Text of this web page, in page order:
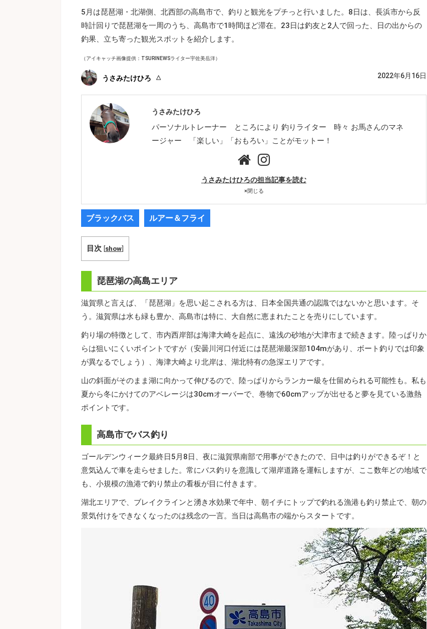
5月は琵琶湖・北湖側、北西部の高島市で、釣りと観光をプチっと行いました。8日は、長浜市から反
時計回りで琵琶湖を一周のうち、高島市で1時間ほど滞在。23日は釣友と2人で回った、日の出からの
釣果、立ち寄った観光スポットを紹介します。
（アイキャッチ画像提供：TSURINEWSライター宇佐美岳洋）
うさみたけひろ 2022年6月16日
うさみたけひろ
パーソナルトレーナー ところにより 釣りライター 時々 お馬さんのマネ
ージャー 「楽しい」「おもろい」ことがモットー！
うさみたけひろの担当記事を読む
×閉じる
ブラックバス ルアー＆フライ
目次 [show]
琵琶湖の高島エリア
滋賀県と言えば、「琵琶湖」を思い起こされる方は、日本全国共通の認識ではないかと思います。そ
う。滋賀県は水も緑も豊か、高島市は特に、大自然に恵まれたことを売りにしています。
釣り場の特徴として、市内西岸部は海津大崎を起点に、遠浅の砂地が大津市まで続きます。陸っぱりか
らは狙いにくいポイントですが（安曇川河口付近には琵琶湖最深部104mがあり、ボート釣りでは印象
が異なるでしょう）、海津大崎より北岸は、湖北特有の急深エリアです。
山の斜面がそのまま湖に向かって伸びるので、陸っぱりからランカー級を仕留められる可能性も。私も
夏から冬にかけてのアベレージは30cmオーバーで、巻物で60cmアップが出せると夢を見ている激熱
ポイントです。
高島市でバス釣り
ゴールデンウィーク最終日5月8日、夜に滋賀県南部で用事ができたので、日中は釣りができるぞ！と
意気込んで車を走らせました。常にバス釣りを意識して湖岸道路を運転しますが、ここ数年どの地域で
も、小規模の漁港で釣り禁止の看板が目に付きます。
湖北エリアで、ブレイクラインと湧き水効果で年中、朝イチにトップで釣れる漁港も釣り禁止で、朝の
景気付けをできなくなったのは残念の一言。当日は高島市の端からスタートです。